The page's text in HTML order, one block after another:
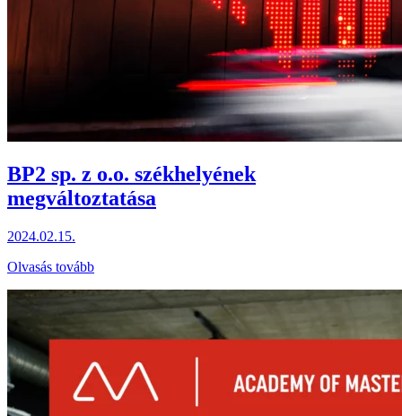
BP2 sp. z o.o. székhelyének
megváltoztatása
2024.02.15.
Olvasás tovább